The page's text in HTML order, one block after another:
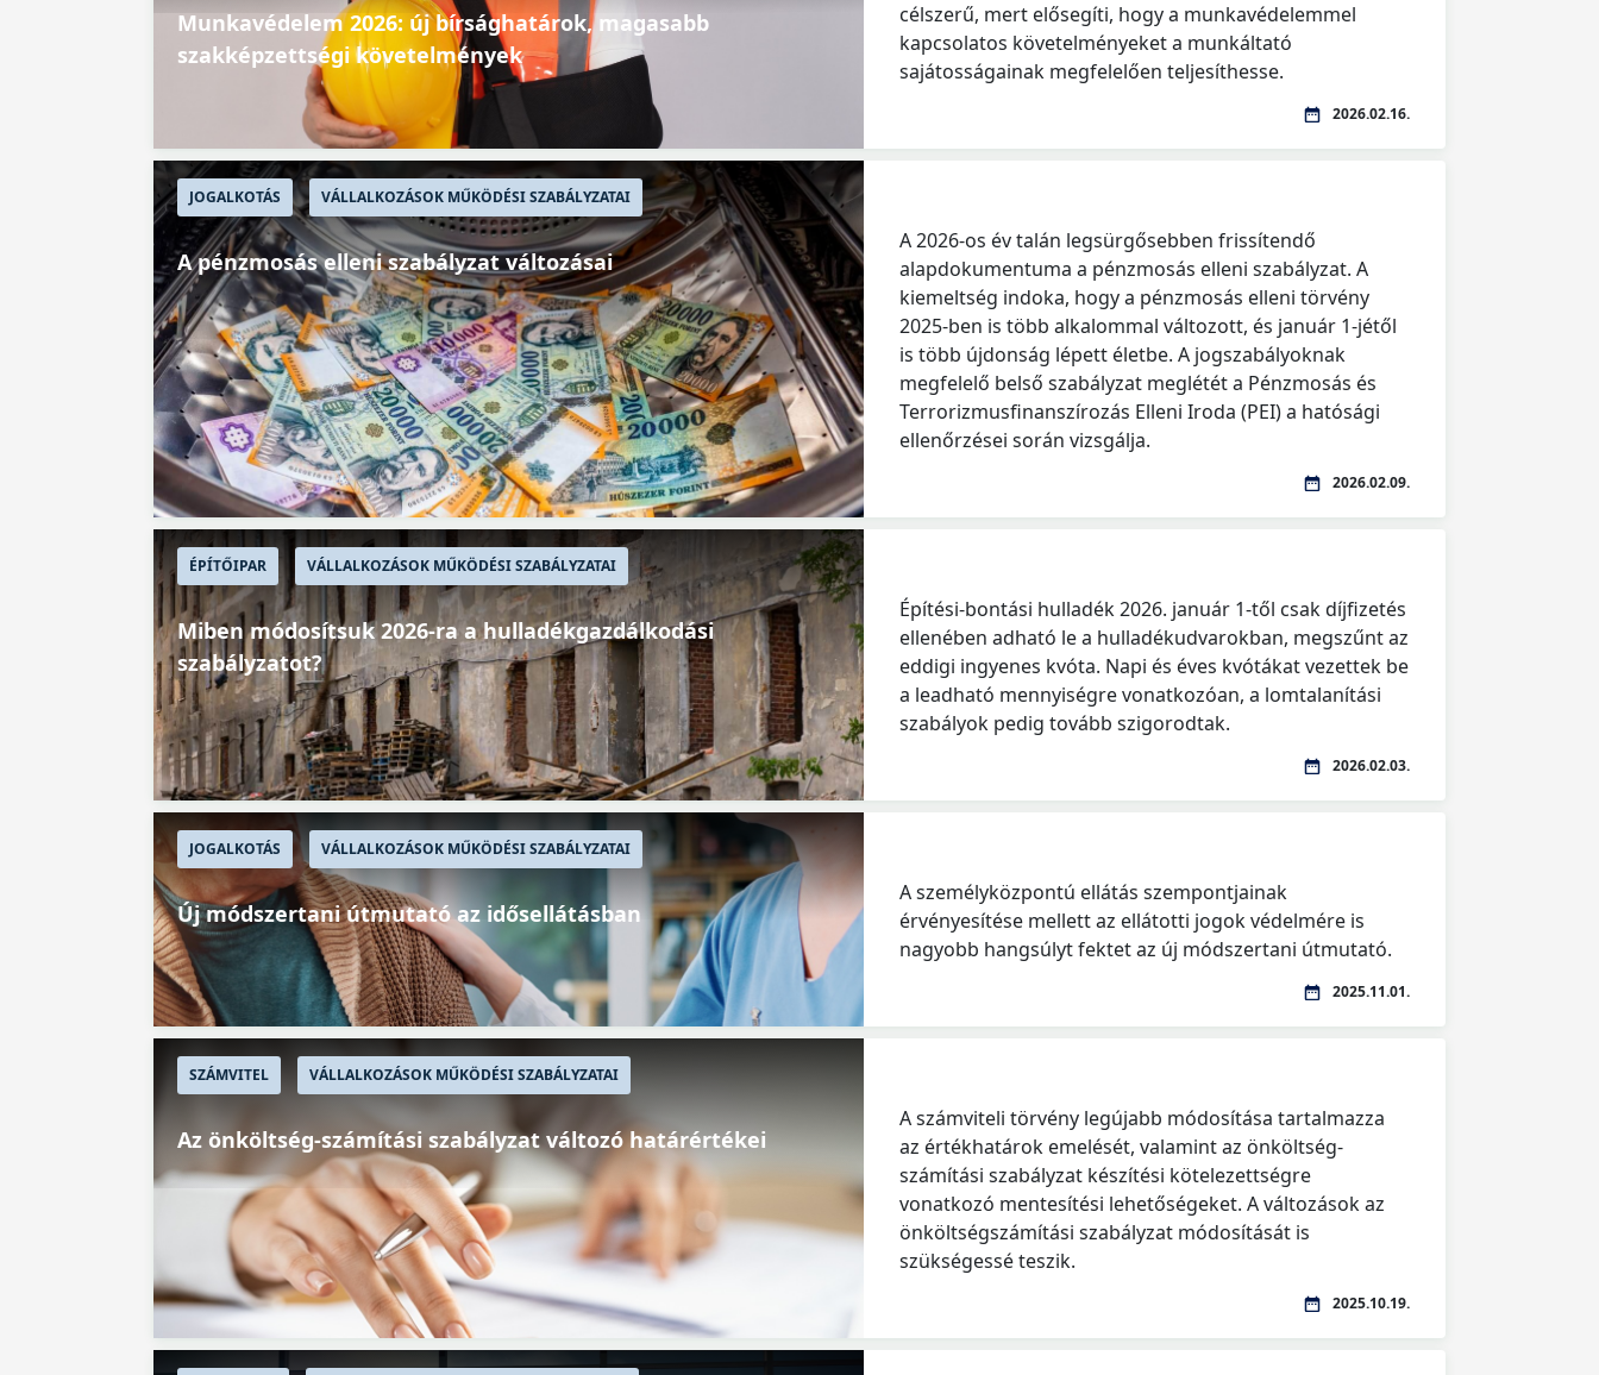
Munkavédelem 2026: új bírsághatárok, magasabb
szakképzettségi követelmények
célszerű, mert elősegíti, hogy a munkavédelemmel
kapcsolatos követelményeket a munkáltató
sajátosságainak megfelelően teljesíthesse.
2026.02.16.
JOGALKOTÁS VÁLLALKOZÁSOK MŰKÖDÉSI SZABÁLYZATAI
A pénzmosás elleni szabályzat változásai
A 2026-os év talán legsürgősebben frissítendő
alapdokumentuma a pénzmosás elleni szabályzat. A
kiemeltség indoka, hogy a pénzmosás elleni törvény
2025-ben is több alkalommal változott, és január 1-jétől
is több újdonság lépett életbe. A jogszabályoknak
megfelelő belső szabályzat meglétét a Pénzmosás és
Terrorizmusfinanszírozás Elleni Iroda (PEI) a hatósági
ellenőrzései során vizsgálja.
2026.02.09.
ÉPÍTŐIPAR VÁLLALKOZÁSOK MŰKÖDÉSI SZABÁLYZATAI
Miben módosítsuk 2026-ra a hulladékgazdálkodási
szabályzatot?
Építési-bontási hulladék 2026. január 1-től csak díjfizetés
ellenében adható le a hulladékudvarokban, megszűnt az
eddigi ingyenes kvóta. Napi és éves kvótákat vezettek be
a leadható mennyiségre vonatkozóan, a lomtalanítási
szabályok pedig tovább szigorodtak.
2026.02.03.
JOGALKOTÁS VÁLLALKOZÁSOK MŰKÖDÉSI SZABÁLYZATAI
Új módszertani útmutató az idősellátásban
A személyközpontú ellátás szempontjainak
érvényesítése mellett az ellátotti jogok védelmére is
nagyobb hangsúlyt fektet az új módszertani útmutató.
2025.11.01.
SZÁMVITEL VÁLLALKOZÁSOK MŰKÖDÉSI SZABÁLYZATAI
Az önköltség-számítási szabályzat változó határértékei
A számviteli törvény legújabb módosítása tartalmazza
az értékhatárok emelését, valamint az önköltség-
számítási szabályzat készítési kötelezettségre
vonatkozó mentesítési lehetőségeket. A változások az
önköltségszámítási szabályzat módosítását is
szükségessé teszik.
2025.10.19.